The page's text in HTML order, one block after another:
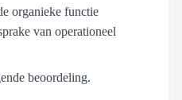
organieke functie
van operationeel
beoordeling.